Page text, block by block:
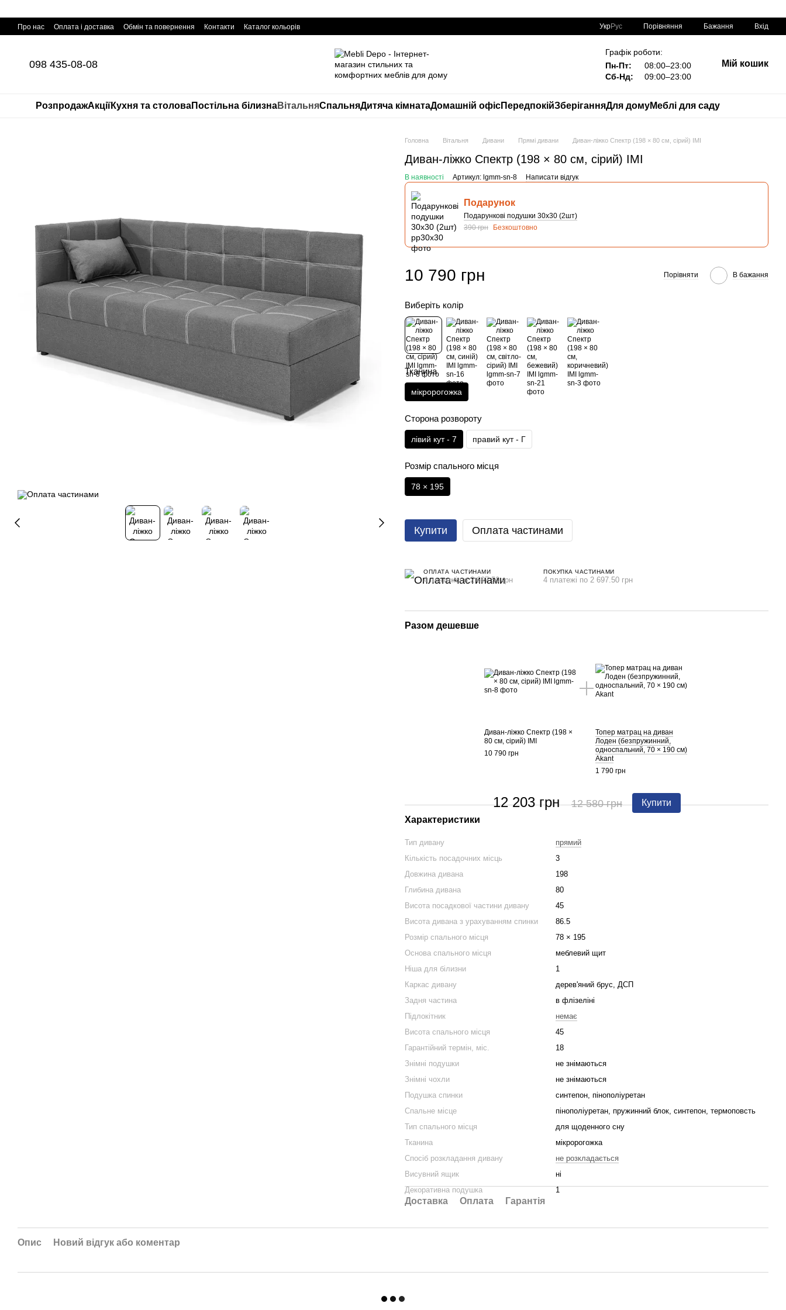
Про нас Оплата і доставка Обмін та повернення Контакти Каталог кольорів УкрРус Порівняння Бажання Вхід
098 435-08-08
Графік роботи:
Пн-Пт:
08:00–23:00
Сб-Нд:
09:00–23:00
Мій кошик
РозпродажАкціїКухня та столоваПостільна білизнаВітальняСпальняДитяча кімнатаДомашній офісПередпокійЗберіганняДля домуМеблі для саду
Головна Вітальня Дивани Прямі дивани Диван-ліжко Спектр (198 × 80 см, сірий) IMI
Диван-ліжко Спектр (198 × 80 см, сірий) IMI
В наявності Артикул: lgmm-sn-8 Написати відгук
Подарунок
Подарункові подушки 30х30 (2шт)
390 грн
Безкоштовно
10 790 грн Порівняти В бажання
Виберіть колір
Тканина
мікророгожка
Сторона розвороту
лівий кут - 7 правий кут - Г
Розмір спального місця
78 × 195
Купити Оплата частинами
ОПЛАТА ЧАСТИНАМИ
4 платежі по 2 697.50 грн
ПОКУПКА ЧАСТИНАМИ
4 платежі по 2 697.50 грн
Разом дешевше
Диван-ліжко Спектр (198 ×
80 см, сірий) IMI
10 790 грн
Топер матрац на диван
Лоден (безпружинний,
односпальний, 70 × 190 см)
Akant
1 790 грн
12 203 грн 12 580 грн
Купити
Характеристики
Тип дивану
прямий
Кількість посадочних місць
3
Довжина дивана
198
Глибина дивана
80
Висота посадкової частини дивану
45
Висота дивана з урахуванням спинки
86.5
Розмір спального місця
78 × 195
Основа спального місця
меблевий щит
Ніша для білизни
1
Каркас дивану
дерев'яний брус, ДСП
Задня частина
в флізеліні
Підлокітник
немає
Висота спального місця
45
Гарантійний термін, міс.
18
Знімні подушки
не знімаються
Знімні чохли
не знімаються
Подушка спинки
синтепон, пінополіуретан
Спальне місце
пінополіуретан, пружинний блок, синтепон, термоповсть
Тип спального місця
для щоденного сну
Тканина
мікророгожка
Спосіб розкладання дивану
не розкладається
Висувний ящик
ні
Декоративна подушка
1
Доставка Оплата Гарантія
Опис Новий відгук або коментар